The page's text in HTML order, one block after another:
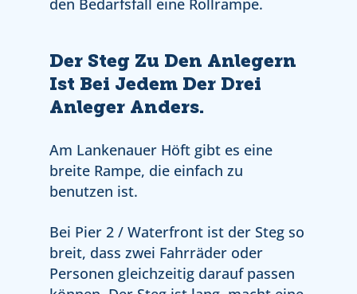
den Bedarfsfall eine Rollrampe.
Der Steg Zu Den Anlegern
Ist Bei Jedem Der Drei
Anleger Anders.
Am Lankenauer Höft gibt es eine
breite Rampe, die einfach zu
benutzen ist.
Bei Pier 2 / Waterfront ist der Steg so
breit, dass zwei Fahrräder oder
Personen gleichzeitig darauf passen